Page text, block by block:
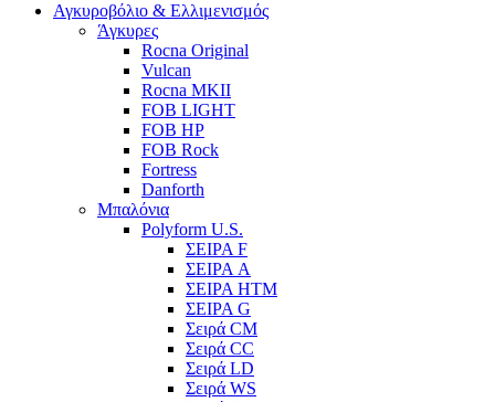
Αγκυροβόλιο & Ελλιμενισμός
Άγκυρες
Rocna Original
Vulcan
Rocna MKII
FOB LIGHT
FOB HP
FOB Rock
Fortress
Danforth
Μπαλόνια
Polyform U.S.
ΣΕΙΡΑ F
ΣΕΙΡΑ A
ΣΕΙΡΑ HTM
ΣΕΙΡΑ G
Σειρά CM
Σειρά CC
Σειρά LD
Σειρά WS